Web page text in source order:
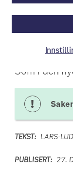
Bak det litt
røre og
Som i den
TEKST: LARS-
PUBLISERT: 27.